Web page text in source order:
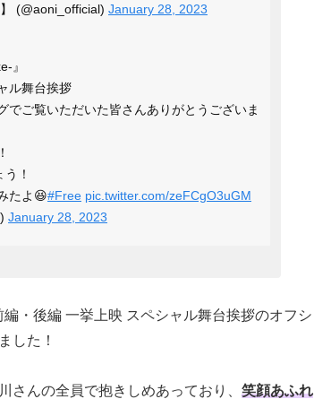
(@aoni_official) January 28, 2023
』
ル舞台挨拶
でご覧いただいた皆さんありがとうございま
！
たよ😆#Free pic.twitter.com/zeFCgO3uGM
January 28, 2023
編・後編 一挙上映 スペシャル舞台挨拶のオフシ
した！
さんの全員で抱きしめあっており、 笑顔あふれ